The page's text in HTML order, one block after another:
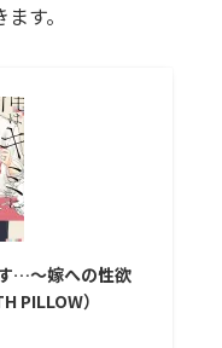
す。
…～嫁への性欲
PILLOW）